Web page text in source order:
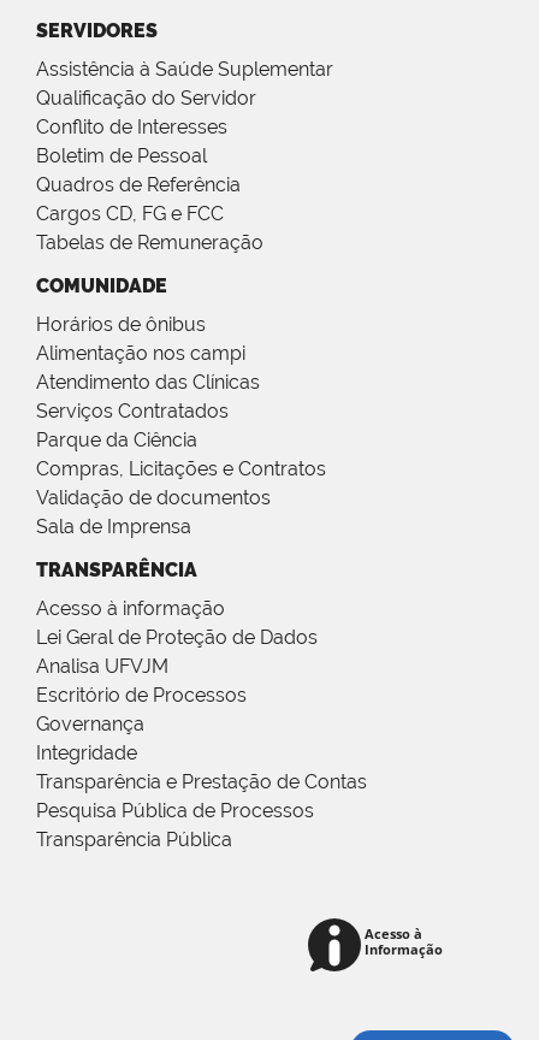
SERVIDORES
Assistência à Saúde Suplementar
Qualificação do Servidor
Conflito de Interesses
Boletim de Pessoal
Quadros de Referência
Cargos CD, FG e FCC
Tabelas de Remuneração
COMUNIDADE
Horários de ônibus
Alimentação nos campi
Atendimento das Clínicas
Serviços Contratados
Parque da Ciência
Compras, Licitações e Contratos
Validação de documentos
Sala de Imprensa
TRANSPARÊNCIA
Acesso à informação
Lei Geral de Proteção de Dados
Analisa UFVJM
Escritório de Processos
Governança
Integridade
Transparência e Prestação de Contas
Pesquisa Pública de Processos
Transparência Pública